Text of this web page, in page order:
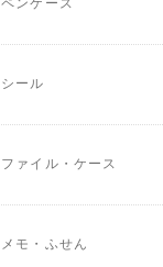
シール
ファイル・ケース
メモ・ふせん